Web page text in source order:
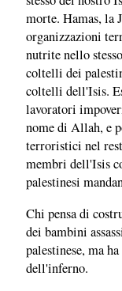
morte. Hamas, la
organizzazioni
nutrite nello
coltelli dei
coltelli dell'Isis.
lavoratori
nome di Allah, e
terroristici nel
membri dell'Isis
palestinesi
Chi pensa di
dei bambini
palestinese, ma
dell'inferno.